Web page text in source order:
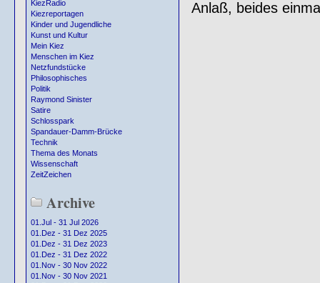
KiezRadio
Kiezreportagen
Kinder und Jugendliche
Kunst und Kultur
Mein Kiez
Menschen im Kiez
Netzfundstücke
Philosophisches
Politik
Raymond Sinister
Satire
Schlosspark
Spandauer-Damm-Brücke
Technik
Thema des Monats
Wissenschaft
ZeitZeichen
Archive
01.Jul - 31 Jul 2026
01.Dez - 31 Dez 2025
01.Dez - 31 Dez 2023
01.Dez - 31 Dez 2022
01.Nov - 30 Nov 2022
01.Nov - 30 Nov 2021
Anlaß, beides